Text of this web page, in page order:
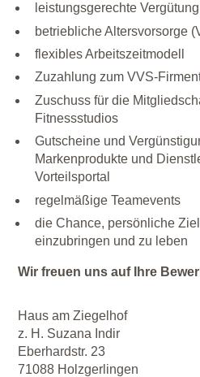
leistungsgerechte
betriebliche Altersvorsorge
flexibles Arbeitszeitmodell
Zuzahlung zum VVS-
Zuschuss für die
Fitnessstudios
Gutscheine und
Markenprodukte und
Vorteilsportal
regelmäßige Teamevents
die Chance, persönliche
einzubringen und zu leben
Wir freuen uns auf Ihre
Haus am Ziegelhof
z. H. Suzana Indir
Eberhardstr. 23
71088 Holzgerlingen